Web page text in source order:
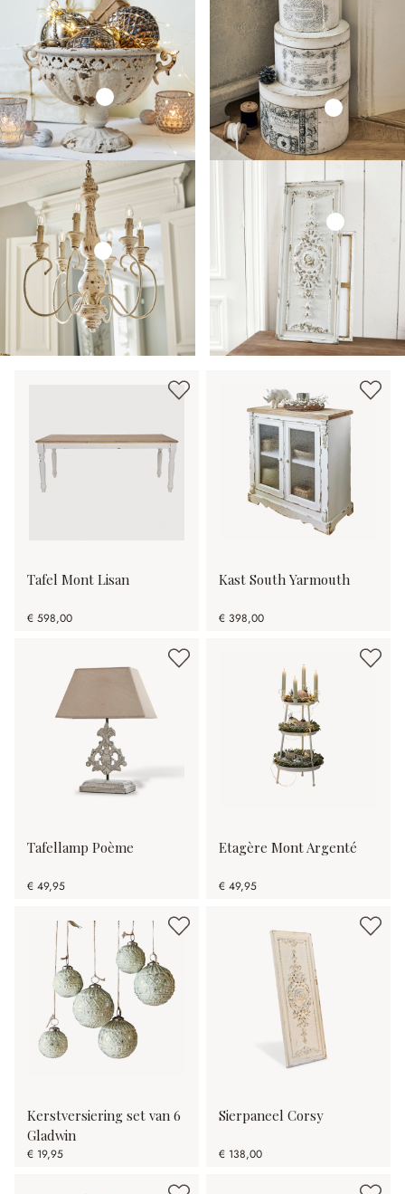
Tafel Mont Lisan
€ 598,00
Kast South Yarmouth
€ 398,00
Tafellamp Poème
€ 49,95
Etagère Mont Argenté
€ 49,95
Kerstversiering set van 6
Gladwin
€ 19,95
Sierpaneel Corsy
€ 138,00